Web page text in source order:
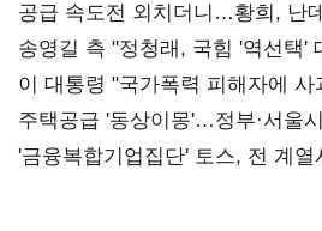
공급 속도전 외치더니…황희, 난
리모델링' 제안
송영길 측 "정청래, 국힘 '역선택'
총선 지휘 못해"
이 대통령 "국가폭력 피해자에
진실 밝혀야"
주택공급 '동상이몽'…정부·서울
'금융복합기업집단' 토스, 전 계